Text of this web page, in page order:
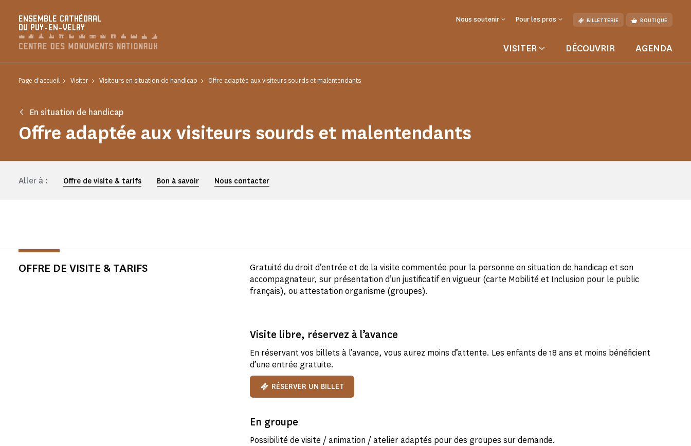
ENSEMBLE CATHÉDRAL
DU PUY-EN-VELAY
Nous soutenir Pour les pros BILLETTERIE BOUTIQUE
VISITER DÉCOUVRIR AGENDA
Page d'accueil Visiter Visiteurs en situation de handicap Offre adaptée aux visiteurs sourds et malentendants
En situation de handicap
Offre adaptée aux visiteurs sourds et malentendants
Aller à : Offre de visite & tarifs Bon à savoir Nous contacter
OFFRE DE VISITE & TARIFS
Gratuité du droit d’entrée et de la visite commentée pour la personne en situation de handicap et son
accompagnateur, sur présentation d’un justificatif en vigueur (carte Mobilité et Inclusion pour le public
français), ou attestation organisme (groupes).
Visite libre, réservez à l’avance
En réservant vos billets à l’avance, vous aurez moins d’attente. Les enfants de 18 ans et moins bénéficient
d’une entrée gratuite.
RÉSERVER UN BILLET
En groupe
Possibilité de visite / animation / atelier adaptés pour des groupes sur demande.